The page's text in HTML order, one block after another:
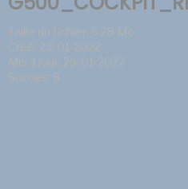
Taille du fichier: 6.28 Mo
Créé: 29-01-2022
Mis à jour: 29-01-2022
Succès: 8